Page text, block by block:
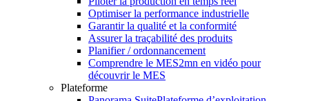
Optimiser la performance industrielle
Garantir la qualité et la conformité
Assurer la traçabilité des produits
Planifier / ordonnancement
Comprendre le MES2mn en vidéo pour
découvrir le MES
Plateforme